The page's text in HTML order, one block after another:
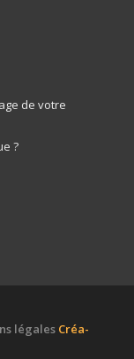
de votre
?
légales Créa-